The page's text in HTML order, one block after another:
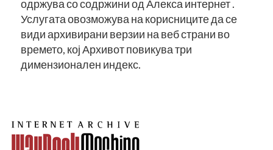
одржува со содржини од Алекса интернет .
Услугата овозможува на корисниците да се
види архивирани верзии на веб страни во
времето, кој Архивот повикува три
димензионален индекс.